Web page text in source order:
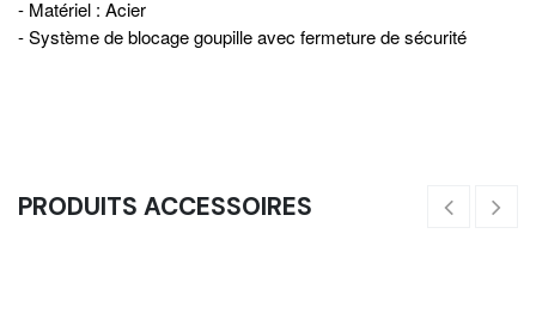
- Matériel : Acier
- Système de blocage goupille avec fermeture de sécurité
PRODUITS ACCESSOIRES